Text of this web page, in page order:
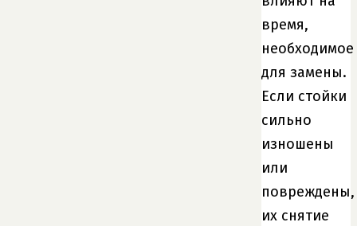
время,
необходимое
для замены.
Если стойки
сильно
изношены
или
повреждены,
их снятие